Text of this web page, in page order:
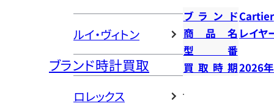
ルイ・ヴィトン
ブランド時計買取
ロレックス
ブランドCartier
商品名 レイ
型番
買取時期2026